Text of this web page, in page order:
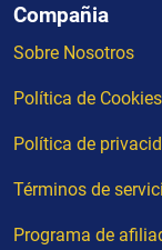
Compañia
Sobre Nosotros
Política de Cookies
Política de
Términos de
Programa de